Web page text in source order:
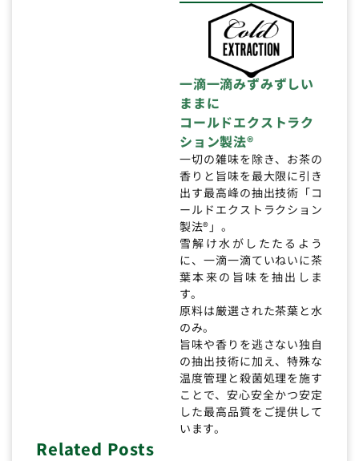
一滴一滴みずみずしい
ままに
コールドエクストラク
ション製法®
一切の雑味を除き、お茶の
香りと旨味を最大限に引き
出す最高峰の抽出技術「コ
ールドエクストラクション
製法®」。
雪解け水がしたたるよう
に、一滴一滴ていねいに茶
葉本来の旨味を抽出しま
す。
原料は厳選された茶葉と水
のみ。
旨味や香りを逃さない独自
の抽出技術に加え、特殊な
温度管理と殺菌処理を施す
ことで、安心安全かつ安定
した最高品質をご提供して
います。
Related Posts